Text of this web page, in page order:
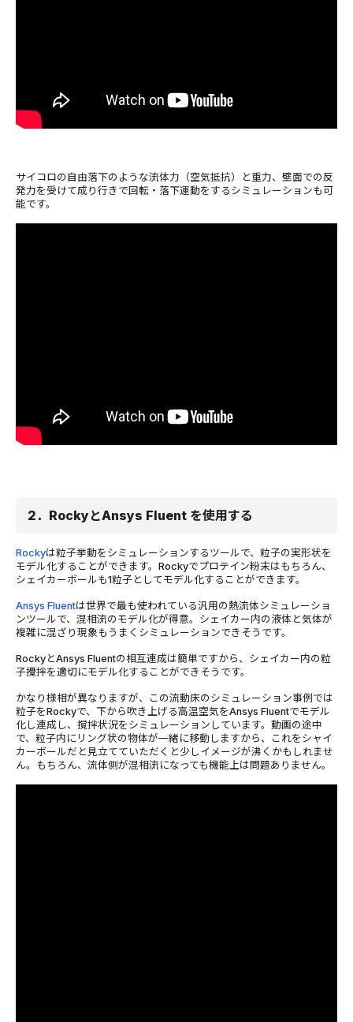
サイコロの自由落下のような流体力（空気抵抗）と重力、壁面での反
発力を受けて成り行きで回転・落下運動をするシミュレーションも可
能です。
2．RockyとAnsys Fluent を使用する
Rockyは粒子挙動をシミュレーションするツールで、粒子の実形状を
モデル化することができます。Rockyでプロテイン粉末はもちろん、
シェイカーボールも1粒子としてモデル化することができます。
Ansys Fluentは世界で最も使われている汎用の熱流体シミュレーショ
ンツールで、混相流のモデル化が得意。シェイカー内の液体と気体が
複雑に混ざり現象もうまくシミュレーションできそうです。
RockyとAnsys Fluentの相互連成は簡単ですから、シェイカー内の粒
子攪拌を適切にモデル化することができそうです。
かなり様相が異なりますが、この流動床のシミュレーション事例では
粒子をRockyで、下から吹き上げる高温空気をAnsys Fluentでモデル
化し連成し、撹拌状況をシミュレーションしています。動画の途中
で、粒子内にリング状の物体が一緒に移動しますから、これをシャイ
カーボールだと見立てていただくと少しイメージが沸くかもしれませ
ん。もちろん、流体側が混相流になっても機能上は問題ありません。